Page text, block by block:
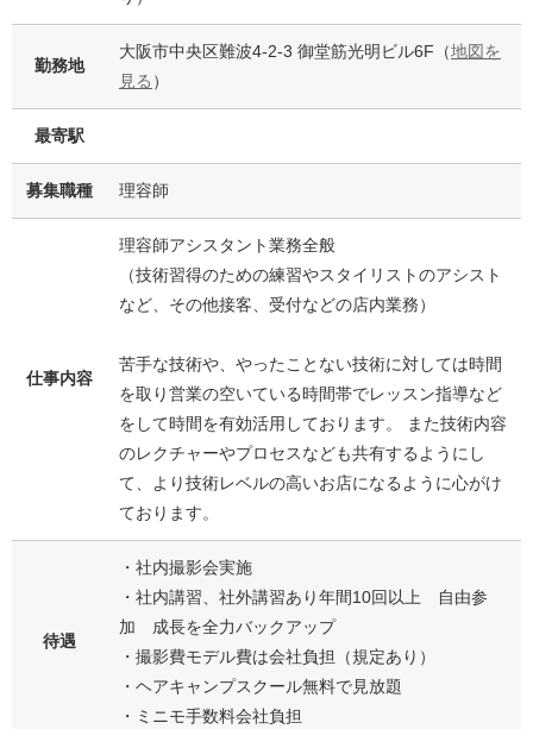
勤務地
大阪市中央区難波4-2-3 御堂筋光明ビル6F（地図を
見る ）
最寄駅
募集職種 理容師
仕事内容
理容師アシスタント業務全般
（技術習得のための練習やスタイリストのアシスト
など、その他接客、受付などの店内業務）
苦手な技術や、やったことない技術に対しては時間
を取り営業の空いている時間帯でレッスン指導など
をして時間を有効活用しております。 また技術内容
のレクチャーやプロセスなども共有するようにし
て、より技術レベルの高いお店になるように心がけ
ております。
待遇
・社内撮影会実施
・社内講習、社外講習あり年間10回以上 自由参
加 成長を全力バックアップ
・撮影費モデル費は会社負担（規定あり）
・ヘアキャンプスクール無料で見放題
・ミニモ手数料会社負担